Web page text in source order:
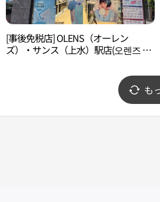
[事後免税店] OLENS（オーレン
ズ）・サンス（上水）駅店(오렌즈 상
も